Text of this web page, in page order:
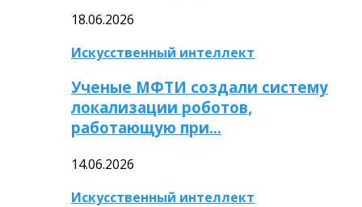
18.06.2026
Искусственный интеллект
Ученые МФТИ создали систему
локализации роботов,
работающую при…
14.06.2026
Искусственный интеллект